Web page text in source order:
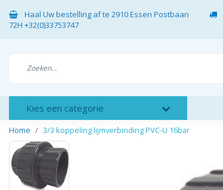
Haal Uw bestelling af te 2910 Essen Postbaan
72H +32(0)33753747
Kies een categorie
Home 3/3 koppeling lijmverbinding PVC-U 16bar